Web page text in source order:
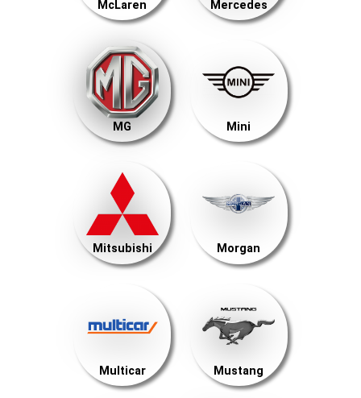
McLaren Mercedes
MG Mini
Mitsubishi Morgan
Multicar Mustang